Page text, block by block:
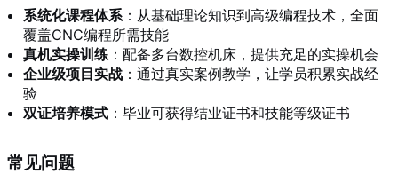
系统化课程体系 ：从基础理论知识到高级编程技术，全面
覆盖CNC编程所需技能
真机实操训练 ：配备多台数控机床，提供充足的实操机会
企业级项目实战 ：通过真实案例教学，让学员积累实战经
验
双证培养模式 ：毕业可获得结业证书和技能等级证书
常见问题